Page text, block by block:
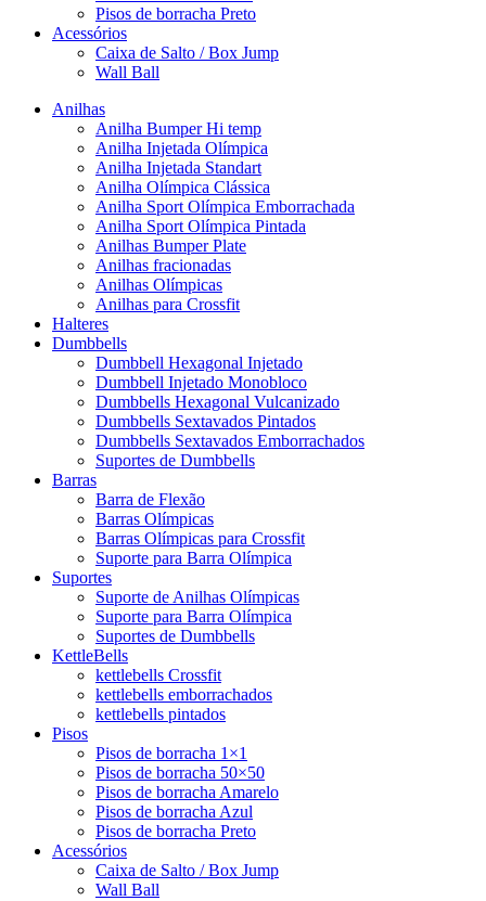
Pisos de borracha Preto
Acessórios
Caixa de Salto / Box Jump
Wall Ball
Anilhas
Anilha Bumper Hi temp
Anilha Injetada Olímpica
Anilha Injetada Standart
Anilha Olímpica Clássica
Anilha Sport Olímpica Emborrachada
Anilha Sport Olímpica Pintada
Anilhas Bumper Plate
Anilhas fracionadas
Anilhas Olímpicas
Anilhas para Crossfit
Halteres
Dumbbells
Dumbbell Hexagonal Injetado
Dumbbell Injetado Monobloco
Dumbbells Hexagonal Vulcanizado
Dumbbells Sextavados Pintados
Dumbbells Sextavados Emborrachados
Suportes de Dumbbells
Barras
Barra de Flexão
Barras Olímpicas
Barras Olímpicas para Crossfit
Suporte para Barra Olímpica
Suportes
Suporte de Anilhas Olímpicas
Suporte para Barra Olímpica
Suportes de Dumbbells
KettleBells
kettlebells Crossfit
kettlebells emborrachados
kettlebells pintados
Pisos
Pisos de borracha 1×1
Pisos de borracha 50×50
Pisos de borracha Amarelo
Pisos de borracha Azul
Pisos de borracha Preto
Acessórios
Caixa de Salto / Box Jump
Wall Ball